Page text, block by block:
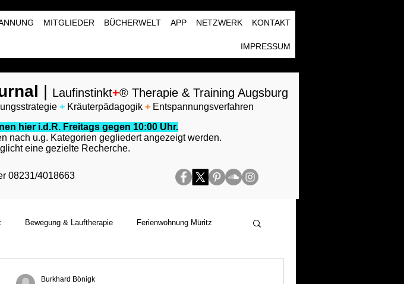
MITGLIEDER BÜCHERWELT APP NETZWERK KONTAKT
IMPRESSUM
Laufinstinkt+® Therapie & Training Augsburg
+ Kräuterpädagogik + Entspannungsverfahren
hier i.d.R. Freitags gegen 10:00 Uhr.
nach u.g. Kategorien gegliedert angezeigt werden.
eine gezielte Recherche.
08231/4018663
Bewegung & Lauftherapie Ferienwohnung Müritz
Burkhard Bönigk